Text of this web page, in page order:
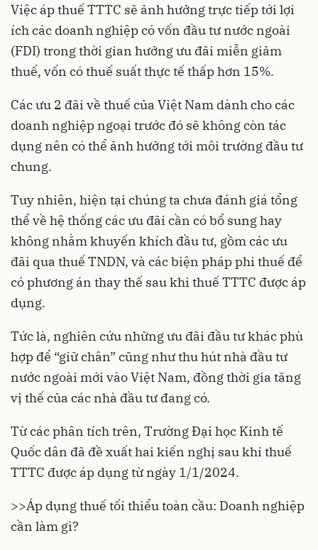
Việc áp thuế TTTC sẽ ảnh hưởng trực tiếp tới lợi
ích các doanh nghiệp có vốn đầu tư nước ngoài
(FDI) trong thời gian hưởng ưu đãi miễn giảm
thuế, vốn có thuế suất thực tế thấp hơn 15%.
Các ưu 2 đãi về thuế của Việt Nam dành cho các
doanh nghiệp ngoại trước đó sẽ không còn tác
dụng nên có thể ảnh hưởng tới môi trường đầu tư
chung.
Tuy nhiên, hiện tại chúng ta chưa đánh giá tổng
thể về hệ thống các ưu đãi cần có bổ sung hay
không nhằm khuyến khích đầu tư, gồm các ưu
đãi qua thuế TNDN, và các biện pháp phi thuế để
có phương án thay thế sau khi thuế TTTC được áp
dụng.
Tức là, nghiên cứu những ưu đãi đầu tư khác phù
hợp để “giữ chân” cũng như thu hút nhà đầu tư
nước ngoài mới vào Việt Nam, đồng thời gia tăng
vị thế của các nhà đầu tư đang có.
Từ các phân tích trên, Trường Đại học Kinh tế
Quốc dân đã đề xuất hai kiến nghị sau khi thuế
TTTC được áp dụng từ ngày 1/1/2024.
>>Áp dụng thuế tối thiểu toàn cầu: Doanh nghiệp
cần làm gì?